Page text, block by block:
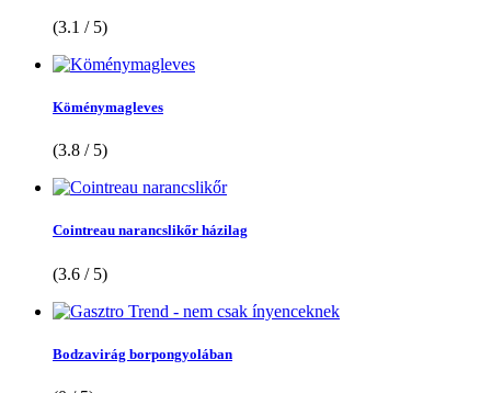
(3.1 / 5)
Köménymagleves
(3.8 / 5)
Cointreau narancslikőr házilag
(3.6 / 5)
Bodzavirág borpongyolában